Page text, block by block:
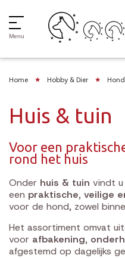
Menu
Home Hobby & Dier Hond
Huis & tuin
Voor een
rond het huis
Onder huis & tuin vindt
een praktische, veilige
voor de hond, zowel
Het assortiment omvat
voor afbakening,
afgestemd op dagelijks